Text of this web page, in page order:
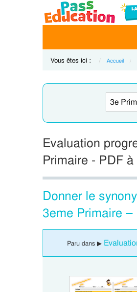
Vous êtes ici : Accueil
Evaluation
Primaire - PDF
Donner le
3eme Primaire
Paru dans ▶